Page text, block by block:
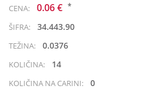
CENA: 0.06 € *
ŠIFRA: 34.443.90
TEŽINA: 0.0376
KOLIČINA: 14
KOLIČINA NA CARINI: 0